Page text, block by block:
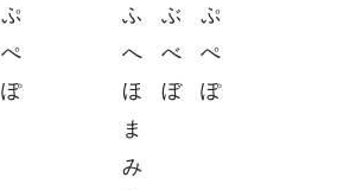
ぷ
ぺ
ぽ
ふ
ぶ
ぷ
へ
べ
ぺ
ほ
ぼ
ぽ
ま
み